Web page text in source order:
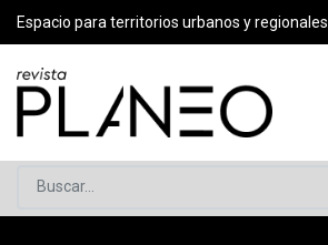
Espacio para territorios urbanos y regionales
Buscar...